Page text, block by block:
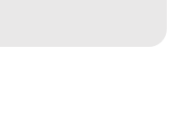
référentiels dans